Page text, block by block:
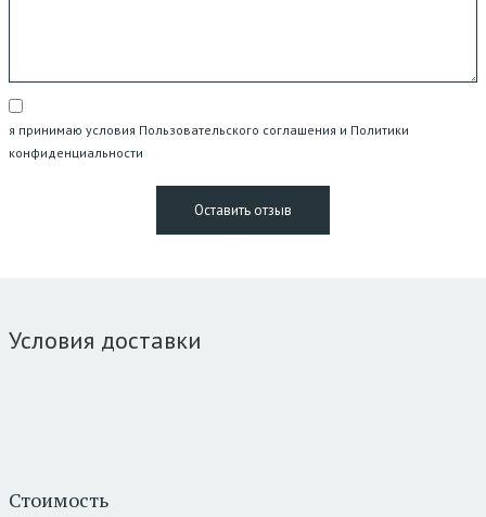
я принимаю условия Пользовательского соглашения и Политики
конфиденциальности
Условия доставки
Стоимость